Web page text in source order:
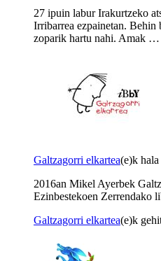
27 ipuin labur Irakurtzeko
Irribarrea ezpainetan. Behin
zoparik hartu nahi. Amak …
Galtzagorri elkartea(e)k
2016an Mikel Ayerbek
Ezinbestekoen Zerrendako
Galtzagorri elkartea(e)k